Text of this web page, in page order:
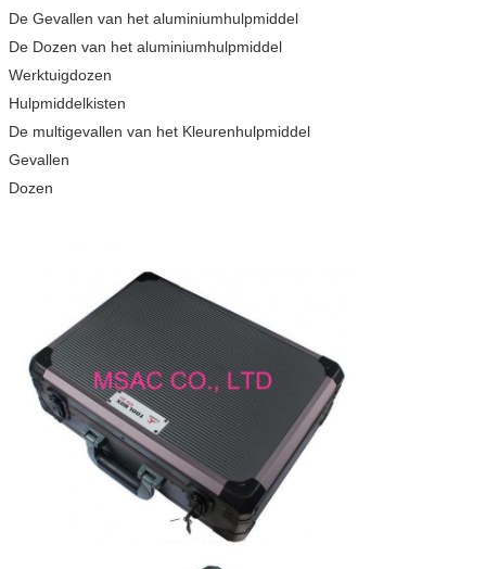
De Gevallen van het aluminiumhulpmiddel
De Dozen van het aluminiumhulpmiddel
Werktuigdozen
Hulpmiddelkisten
De multigevallen van het Kleurenhulpmiddel
Gevallen
Dozen